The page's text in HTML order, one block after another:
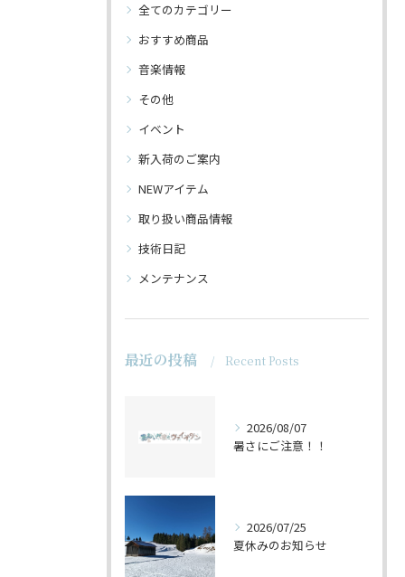
全てのカテゴリー
おすすめ商品
音楽情報
その他
イベント
新入荷のご案内
NEWアイテム
取り扱い商品情報
技術日記
メンテナンス
最近の投稿 Recent Posts
2026/08/07
暑さにご注意！！
2026/07/25
夏休みのお知らせ